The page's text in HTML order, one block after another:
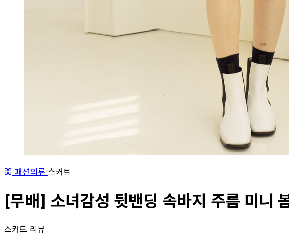
패션의류 스커트
[무배] 소녀감성 뒷밴딩 속바지 주름 미니
스커트 리뷰